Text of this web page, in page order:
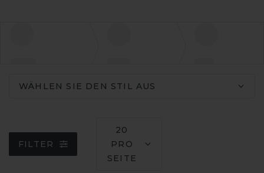
WÄHLEN SIE DEN STIL AUS
FILTER
20
PRO
SEITE